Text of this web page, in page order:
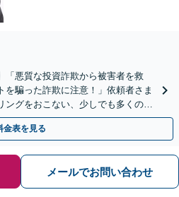
「悪質な投資詐欺から被害者を救
騙った詐欺に注意！」依頼者さま
ングをおこない、少しでも多くの返
金表を見る
メールでお問い合わせ